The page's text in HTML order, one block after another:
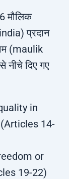
मौलिक
प्रदान
(maulik
नीचे दिए गए
in
14-
or
19-22)